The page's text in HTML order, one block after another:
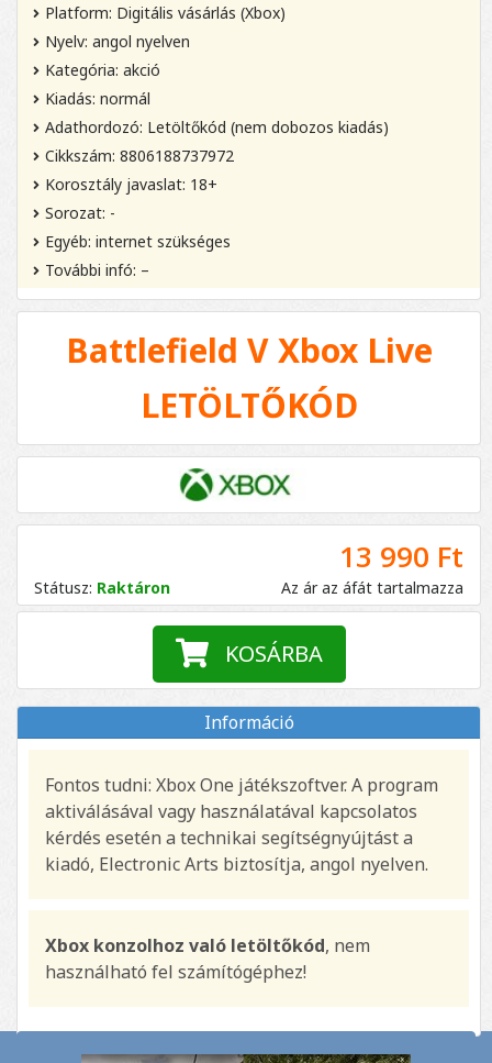
Platform: Digitális vásárlás (Xbox)
Nyelv: angol nyelven
Kategória: akció
Kiadás: normál
Adathordozó: Letöltőkód (nem dobozos kiadás)
Cikkszám: 8806188737972
Korosztály javaslat: 18+
Sorozat: -
Egyéb: internet szükséges
További infó: –
Battlefield V Xbox Live
LETÖLTŐKÓD
Státusz: Raktáron
13 990 Ft
Az ár az áfát tartalmazza
KOSÁRBA
Információ
Fontos tudni: Xbox One játékszoftver. A program
aktiválásával vagy használatával kapcsolatos
kérdés esetén a technikai segítségnyújtást a
kiadó, Electronic Arts biztosítja, angol nyelven.
Xbox konzolhoz való letöltőkód, nem
használható fel számítógéphez!